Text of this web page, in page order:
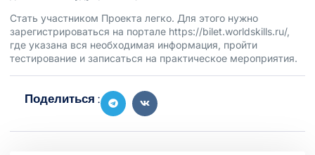
Стать участником Проекта легко. Для этого нужно
зарегистрироваться на портале https://bilet.worldskills.ru/,
где указана вся необходимая информация, пройти
тестирование и записаться на практическое мероприятия.
Поделиться :